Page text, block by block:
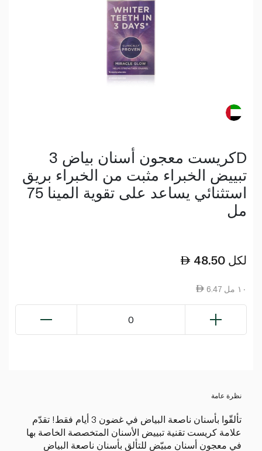
كريست معجون أسنان بياض 3D
تبييض الخبراء مثبت من الخبراء بريق
استثنائي يساعد على تقوية المينا 75
مل
48.50 لكل
6.47 ١٠ مل
0
نظرة عامة
تألقّوا بأسنان ناصعة البياض في غضون 3 أيام فقط! تقدّم
علامة كريست تقنية تبييض الأسنان المتخصصة الخاصة بها
في معجون أسنان مبيّض للتألق بأسنان ناصعة البياض